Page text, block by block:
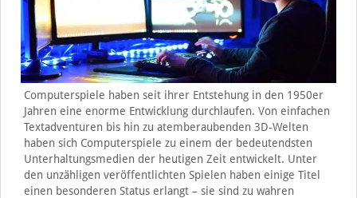
Computerspiele haben seit ihrer Entstehung in den 1950er
Jahren eine enorme Entwicklung durchlaufen. Von einfachen
Textadventuren bis hin zu atemberaubenden 3D-Welten
haben sich Computerspiele zu einem der bedeutendsten
Unterhaltungsmedien der heutigen Zeit entwickelt. Unter
den unzähligen veröffentlichten Spielen haben einige Titel
einen besonderen Status erlangt – sie sind zu wahren